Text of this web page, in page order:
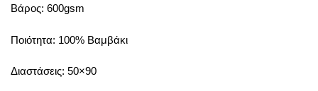
Βάρος: 600gsm
Ποιότητα: 100% Βαμβάκι
Διαστάσεις: 50×90